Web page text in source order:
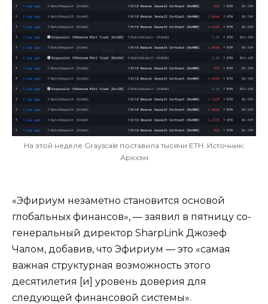
На этой неделе Grayscale поставила тысячи ETH. Источник:
Аркхэм
«Эфириум незаметно становится основой
глобальных финансов», — заявил в пятницу со-
генеральный директор SharpLink Джозеф
Чалом, добавив, что Эфириум — это «самая
важная структурная возможность этого
десятилетия [и] уровень доверия для
следующей финансовой системы».